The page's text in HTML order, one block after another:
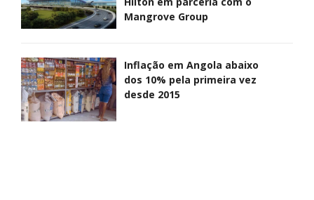
Mangrove Group
Inflação em Angola abaixo
dos 10% pela primeira vez
desde 2015